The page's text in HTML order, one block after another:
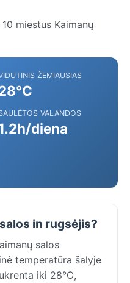
miestus Kaimanų
ŽEMIAUSIAS
VALANDOS
diena
in rugsėjis?
salos
temperatūra šalyje
iki 28°C,